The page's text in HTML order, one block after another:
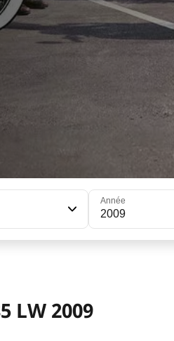
Année
2009
LW 2009